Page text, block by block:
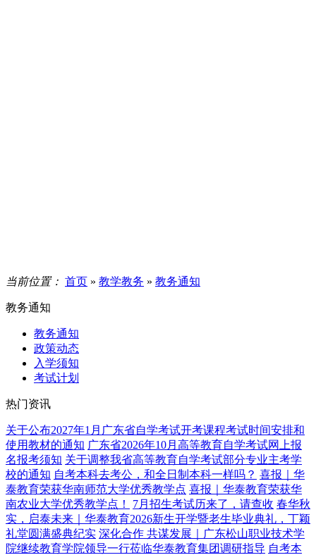
当前位置： 首页 » 教学教务 » 教务通知
教务通知
教务通知
政策动态
入学须知
考试计划
热门资讯
关于公布2027年1月广东省自学考试开考课程考试时间安排和
使用教材的通知 广东省2026年10月高等教育自学考试网上报
名报考须知 关于调整我省高等教育自学考试部分专业主考学
校的通知 自考本科去考公，和全日制本科一样吗？ 喜报｜华
泰教育荣获华南师范大学优秀教学点 喜报｜华泰教育荣获华
南农业大学优秀教学点！
7月招生考试历来了，请查收 春华秋
实，启泰未来｜华泰教育2026新生开学暨老生毕业典礼，丁颖
礼堂圆满盛典纪实 深化合作 共谋发展｜广东松山职业技术学
院继续教育学院领导一行莅临华泰教育集团调研指导 自考本